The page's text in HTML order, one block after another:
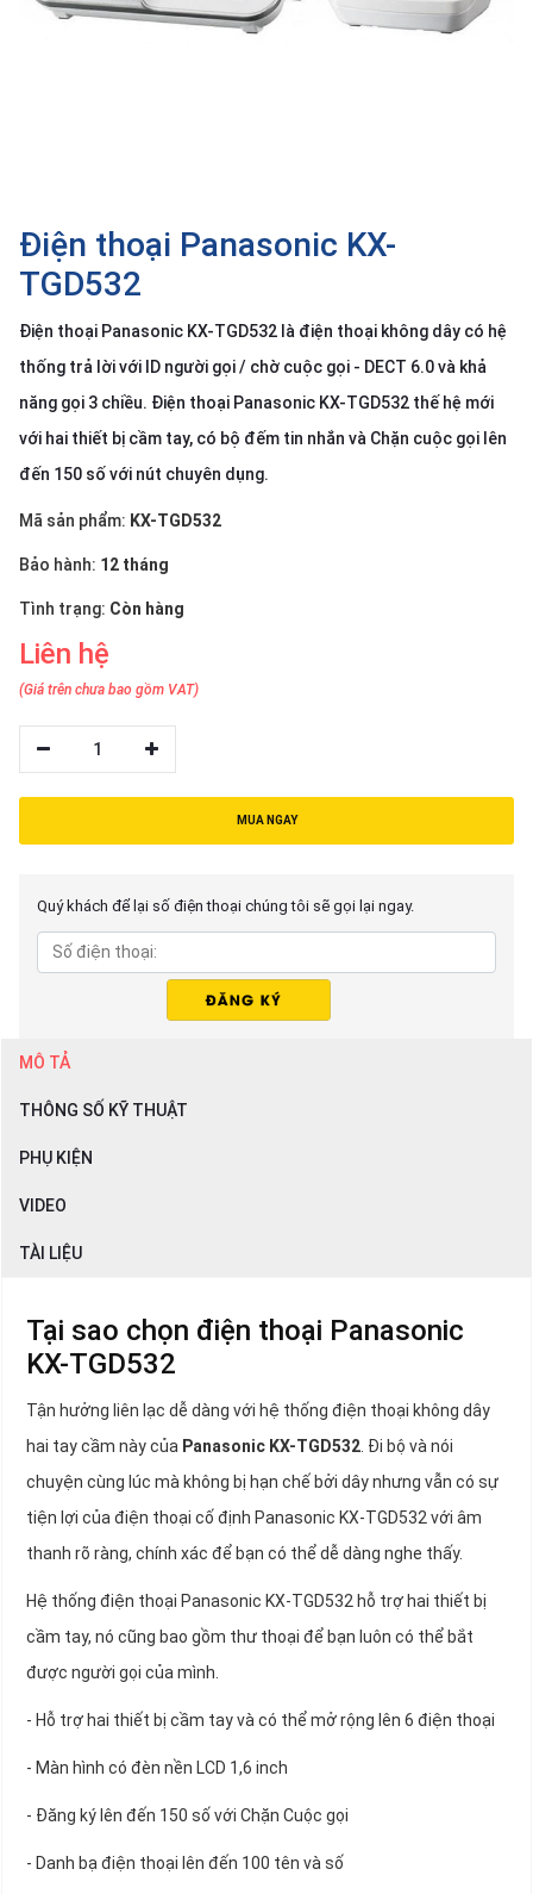
Điện thoại Panasonic KX-
TGD532
Điện thoại Panasonic KX-TGD532 là điện thoại không dây có hệ
thống trả lời với ID người gọi / chờ cuộc gọi - DECT 6.0 và khả
năng gọi 3 chiều. Điện thoại Panasonic KX-TGD532 thế hệ mới
với hai thiết bị cầm tay, có bộ đếm tin nhắn và Chặn cuộc gọi lên
đến 150 số với nút chuyên dụng.
Mã sản phẩm: KX-TGD532
Bảo hành: 12 tháng
Tình trạng: Còn hàng
Liên hệ
(Giá trên chưa bao gồm VAT)
1
MUA NGAY
Quý khách để lại số điện thoại chúng tôi sẽ gọi lại ngay.
MÔ TẢ
THÔNG SỐ KỸ THUẬT
PHỤ KIỆN
VIDEO
TÀI LIỆU
Tại sao chọn điện thoại Panasonic
KX-TGD532
Tận hưởng liên lạc dễ dàng với hệ thống điện thoại không dây
hai tay cầm này của Panasonic KX-TGD532 . Đi bộ và nói
chuyện cùng lúc mà không bị hạn chế bởi dây nhưng vẫn có sự
tiện lợi của điện thoại cố định Panasonic KX-TGD532 với âm
thanh rõ ràng, chính xác để bạn có thể dễ dàng nghe thấy.
Hệ thống điện thoại Panasonic KX-TGD532 hỗ trợ hai thiết bị
cầm tay, nó cũng bao gồm thư thoại để bạn luôn có thể bắt
được người gọi của mình.
- Hỗ trợ hai thiết bị cầm tay và có thể mở rộng lên 6 điện thoại
- Màn hình có đèn nền LCD 1,6 inch
- Đăng ký lên đến 150 số với Chặn Cuộc gọi
- Danh bạ điện thoại lên đến 100 tên và số
pháp
Dịch
vụ
Hỗ
Tin
hệ
Giới
NGÔN
Tiếng
English